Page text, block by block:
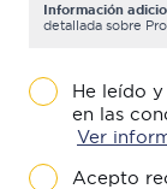
Información
detallada sobre
He leído
en las
Ver
Acepto